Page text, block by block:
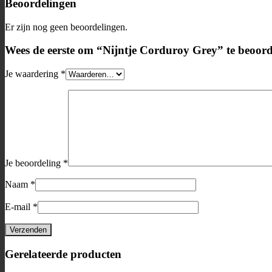
Beoordelingen
Er zijn nog geen beoordelingen.
Wees de eerste om “Nijntje Corduroy Grey” te
Je waardering *
Je beoordeling *
Naam *
E-mail *
Gerelateerde producten